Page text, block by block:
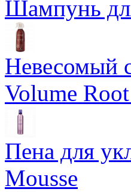
Шампунь
Невесомый
Volume
Пена для
Mousse